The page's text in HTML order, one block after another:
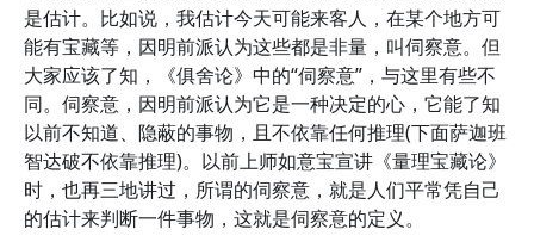
是估计。比如说，我估计今天可能来客人，在某个地方可
能有宝藏等，因明前派认为这些都是非量，叫伺察意。但
大家应该了知，《俱舍论》中的“伺察意”，与这里有些不
同。伺察意，因明前派认为它是一种决定的心，它能了知
以前不知道、隐蔽的事物，且不依靠任何推理(下面萨迦班
智达破不依靠推理)。以前上师如意宝宣讲《量理宝藏论》
时，也再三地讲过，所谓的伺察意，就是人们平常凭自己
的估计来判断一件事物，这就是伺察意的定义。